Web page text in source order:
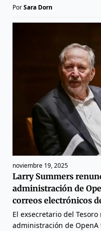
PorSara Dorn
noviembre 19, 2025
Larry Summers
administración de
correos electrónicos
El exsecretario del
administración de